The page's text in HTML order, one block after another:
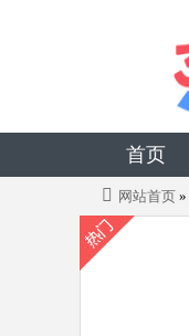
首页
网站首页 »